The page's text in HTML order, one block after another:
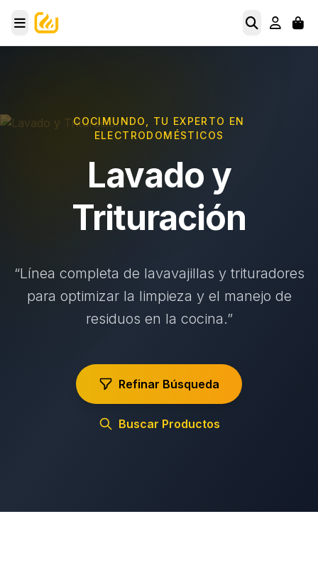
COCIMUNDO, TU EXPERTO EN
ELECTRODOMÉSTICOS
Lavado y
Trituración
“Línea completa de lavavajillas y trituradores
para optimizar la limpieza y el manejo de
residuos en la cocina.”
Refinar Búsqueda
Buscar Productos